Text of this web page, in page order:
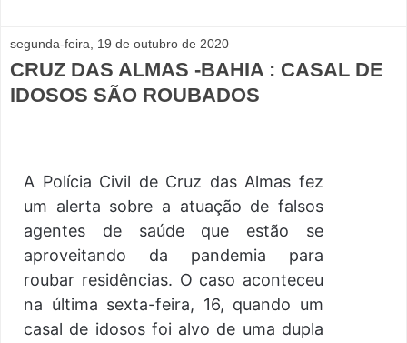
segunda-feira, 19 de outubro de 2020
CRUZ DAS ALMAS -BAHIA : CASAL DE
IDOSOS SÃO ROUBADOS
A Polícia Civil de Cruz das Almas fez
um alerta sobre a atuação de falsos
agentes de saúde que estão se
aproveitando da pandemia para
roubar residências. O caso aconteceu
na última sexta-feira, 16, quando um
casal de idosos foi alvo de uma dupla